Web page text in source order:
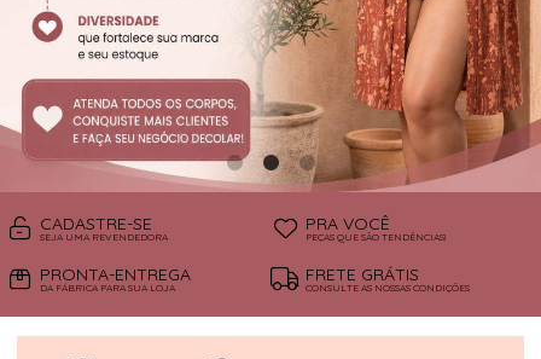
CADASTRE-SE
SEJA UMA REVENDEDORA
PRA VOCÊ
PEÇAS QUE SÃO TENDÊNCIAS!
PRONTA-ENTREGA
DA FÁBRICA PARA SUA LOJA
FRETE GRÁTIS
CONSULTE AS NOSSAS CONDIÇÕES